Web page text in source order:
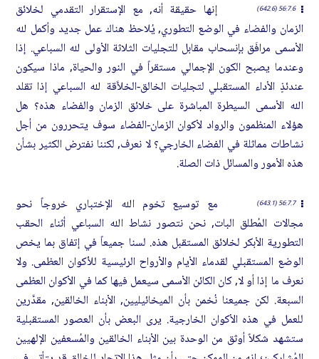
56:7.6 (642.6)
إنها حقيقة أنه, مع الإستقرار التقدمي لخلائق
الزمان والفضاء في الوضع التطوري, يُلاحظ هناك عمل جديد وأكمل لله
الأسمى مرافَق بإنسحاب مقابل للتجليات الثلاثة الأولى لله السباعي. إذا
وعندما يصبح الكون الإجمالي مستقراً في النور والحياة, ماذا سيكون
عندئذٍ الأداء المستقبلي لتجليات الخالق-الخلاَّقة لله السباعي إذا تقلد
الله الأسمى السيطرة المباشرة على خلائق الزمان والفضاء هذه؟ هل
هؤلاء المنظمون والرواد لأكوان الزمان-الفضاء سوف يتحررون من أجل
نشاطات مماثلة في الفضاء الخارجي؟ لا نعرف, لكننا نفترض الكثير بشأن
هذه الأمور والمسائل ذات الصلة.
56:7.7 (643.1)
مع توسيع تخوم الله الإختباري خروجاً نحو
مجالات المُطلق البات, نحن نتصور نشاط الله السباعي أثناء الحقب
التطورية الأبكر لخلائق المستقبل هذه. لسنا جميعاً في إتفاق بما يخص
الوضع المستقبلي لقدماء الأيام والأرواح الرئيسية للأكوان العظمى. ولا
نعرف ما إذا أو لا, كان الكائن الأسمى سيعمل فيها كما في الأكوان العظمى
السبعة. لكن جميعنا نُخمن بأن الميخائيليين, الأبناء الخالقين, مقدَّرين
للعمل في هذه الأكوان الخارجية. يرى البعض بأن العصور المستقبلية
ستشهد شكلاً أوثق من الوحدة بين الأبناء الخالقين والمُسعفين الإلهيين